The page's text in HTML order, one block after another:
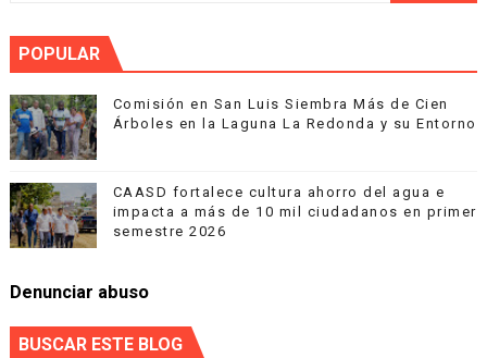
POPULAR
Comisión en San Luis Siembra Más de Cien
Árboles en la Laguna La Redonda y su Entorno
CAASD fortalece cultura ahorro del agua e
impacta a más de 10 mil ciudadanos en primer
semestre 2026
Denunciar abuso
BUSCAR ESTE BLOG